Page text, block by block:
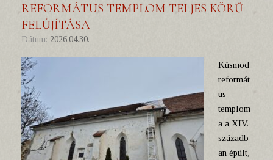
REFORMÁTUS TEMPLOM TELJES KÖRŰ
FELÚJÍTÁSA
Dátum: 2026.04.30.
Küsmöd
reformát
us
templom
a a XIV.
századb
an épült,